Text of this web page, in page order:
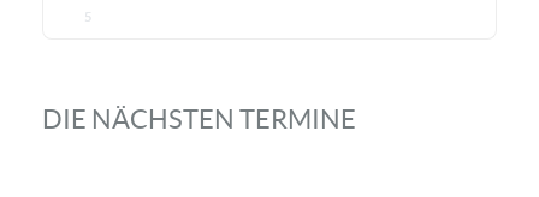
5
DIE NÄCHSTEN TERMINE